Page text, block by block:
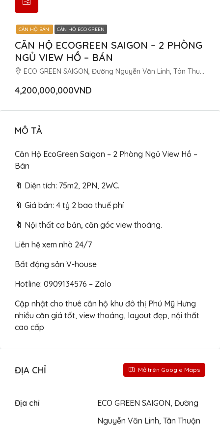
CĂN HỘ BÁN CĂN HỘ ECO GREEN
CĂN HỘ ECOGREEN SAIGON – 2 PHÒNG
NGỦ VIEW HỒ – BÁN
ECO GREEN SAIGON, Đường Nguyễn Văn Linh, Tân Thuận Tây, Quận 7, Thành phố Hồ Chí Minh, Việt Nam
4,200,000,000VND
MÔ TẢ
Căn Hộ EcoGreen Saigon – 2 Phòng Ngủ View Hồ –
Bán
🔖 Diện tích: 75m2, 2PN, 2WC.
🔖 Giá bán: 4 tỷ 2 bao thuế phí
🔖 Nội thất cơ bản, căn góc view thoáng.
Liên hệ xem nhà 24/7
Bất động sản V-house
Hotline: 0909134576 – Zalo
Cập nhật cho thuê căn hộ khu đô thị Phú Mỹ Hưng
nhiều căn giá tốt, view thoáng, layout đẹp, nội thất
cao cấp
ĐỊA CHỈ Mở trên Google Maps
Địa chỉ
ECO GREEN SAIGON, Đường
Nguyễn Văn Linh, Tân Thuận